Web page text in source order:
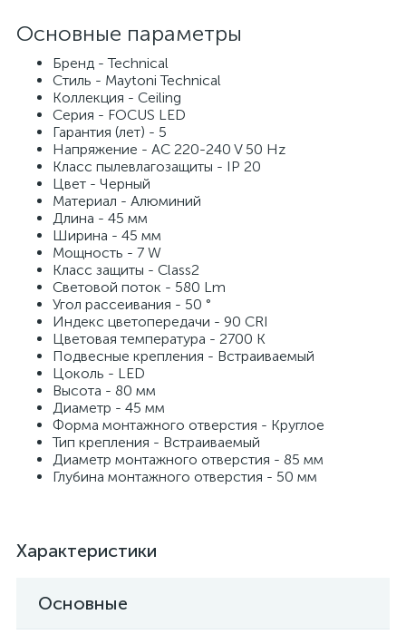
Основные параметры
Бренд - Technical
Стиль - Maytoni Technical
Коллекция - Ceiling
Серия - FOCUS LED
Гарантия (лет) - 5
Напряжение - AC 220-240 V 50 Hz
Класс пылевлагозащиты - IP 20
Цвет - Черный
Материал - Алюминий
Длина - 45 мм
Ширина - 45 мм
Мощность - 7 W
Класс защиты - Class2
Световой поток - 580 Lm
Угол рассеивания - 50 °
Индекс цветопередачи - 90 CRI
Цветовая температура - 2700 K
Подвесные крепления - Встраиваемый
Цоколь - LED
Высота - 80 мм
Диаметр - 45 мм
Форма монтажного отверстия - Круглое
Тип крепления - Встраиваемый
Диаметр монтажного отверстия - 85 мм
Глубина монтажного отверстия - 50 мм
Характеристики
Основные